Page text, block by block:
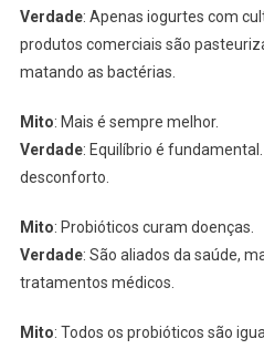
Verdade: Apenas iogurtes com
produtos comerciais são
matando as bactérias.
Mito: Mais é sempre melhor.
Verdade: Equilíbrio é
desconforto.
Mito: Probióticos curam doenças.
Verdade: São aliados da saúde,
tratamentos médicos.
Mito: Todos os probióticos são